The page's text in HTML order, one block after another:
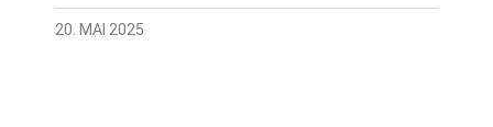
20. MAI 2025